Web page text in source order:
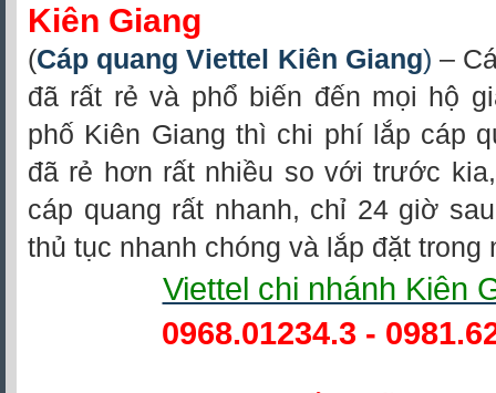
Kiên Giang
(Cáp quang Viettel Kiên Giang) –
đã rất rẻ và phổ biến đến mọi hộ
phố Kiên Giang thì chi phí lắp cáp
đã rẻ hơn rất nhiều so với trước
cáp quang rất nhanh, chỉ 24 giờ
thủ tục nhanh chóng và lắp đặt trong
Viettel chi nhánh Kiên
0968.01234.3 -